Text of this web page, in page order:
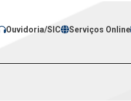
Ouvidoria/SIC Serviços Online